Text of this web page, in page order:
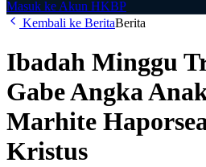
Masuk ke Akun HKBP
Kembali ke BeritaBerita
Ibadah Minggu
Gabe Angka
Marhite
Kristus